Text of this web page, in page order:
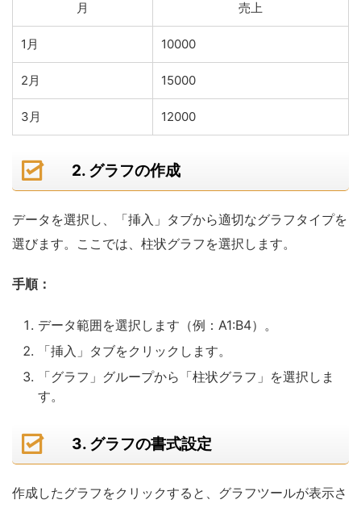
月 売上
1月 10000
2月 15000
3月 12000
2. グラフの作成
データを選択し、「挿入」タブから適切なグラフタイプを
選びます。ここでは、柱状グラフを選択します。
手順：
データ範囲を選択します（例：A1:B4）。
「挿入」タブをクリックします。
「グラフ」グループから「柱状グラフ」を選択しま
す。
3. グラフの書式設定
作成したグラフをクリックすると、グラフツールが表示さ